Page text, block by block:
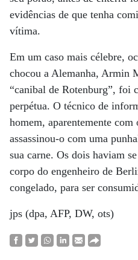
evidências de que tenha
vítima.
Em um caso mais célebre,
chocou a Alemanha, Armin
“canibal de Rotenburg”, foi
perpétua. O técnico de
homem, aparentemente com
assassinou-o com uma
sua carne. Os dois haviam
corpo do engenheiro de
congelado, para ser
jps (dpa, AFP, DW, ots)